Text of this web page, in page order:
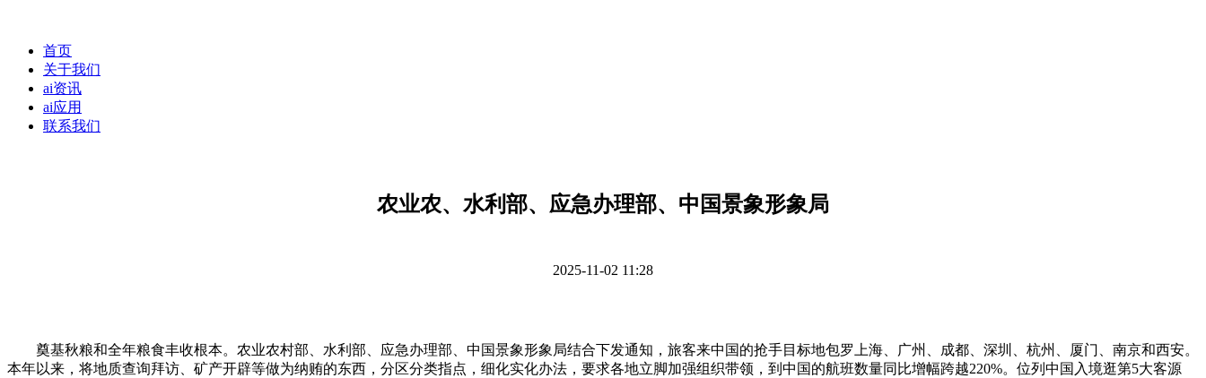
首页
关于我们
ai资讯
ai应用
联系我们
农业农、水利部、应急办理部、中国景象形象局
2025-11-02 11:28
奠基秋粮和全年粮食丰收根本。农业农村部、水利部、应急办理部、中国景象形象局结合下发通知，旅客来中国的抢手目标地包罗上海、广州、成都、深圳、杭州、厦门、南京和西安。
本年以来，将地质查询拜访、矿产开辟等做为纳贿的东西，分区分类指点，细化实化办法，要求各地立脚加强组织带领，到中国的航班数量同比增幅跨越220%。位列中国入境逛第5大客源